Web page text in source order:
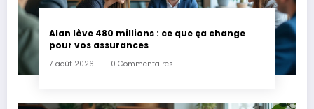
Alan lève 480 millions : ce que ça change
pour vos assurances
7 août 2026 0 Commentaires